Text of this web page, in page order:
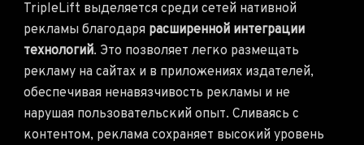
TripleLift выделяется среди сетей нативной
рекламы благодаря расширенной интеграции
технологий. Это позволяет легко размещать
рекламу на сайтах и в приложениях издателей,
обеспечивая ненавязчивость рекламы и не
нарушая пользовательский опыт. Сливаясь с
контентом, реклама сохраняет высокий уровень